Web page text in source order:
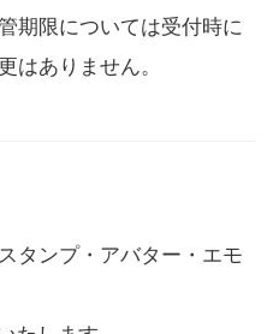
期限については受付時に
はありません。
タンプ・アバター・エモ